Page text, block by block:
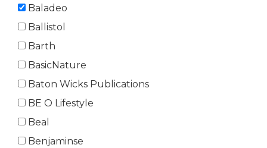
Baladeo
Ballistol
Barth
BasicNature
Baton Wicks Publications
BE O Lifestyle
Beal
Benjaminse